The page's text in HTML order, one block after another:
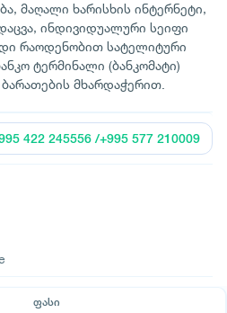
მაღალი ხარისხის ინტერნეტი,
ინდივიდუალური სეიფი
რაოდენობით სატელიტური
ტერმინალი (ბანკომატი)
მხარდაჭერით.
ფასი
422 245556 /+995 577 210009